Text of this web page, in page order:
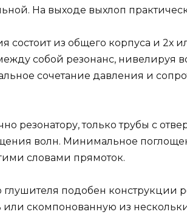
На выходе выхлоп
состоит из общего корпуса и 2х
собой резонанс, нивелируя
сочетание давления и
резонатору, только трубы с
волн. Минимальное
словами прямоток.
глушителя подобен конструкции
или скомпонованную из